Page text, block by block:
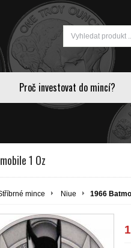
Proč investovat do mincí?
1 Oz
mince Niue 1966